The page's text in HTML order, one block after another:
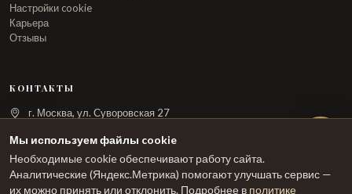
Настройки cookie
Карьера
Отзывы
КОНТАКТЫ
г. Москва, ул. Суворовская 27
ЗАКАЗАТЬ ЗВОНОК
Мы используем файлы cookie
Необходимые cookie обеспечивают работу сайта.
Аналитические (Яндекс.Метрика) помогают улучшать сервис —
их можно принять или отклонить. Подробнее в политике